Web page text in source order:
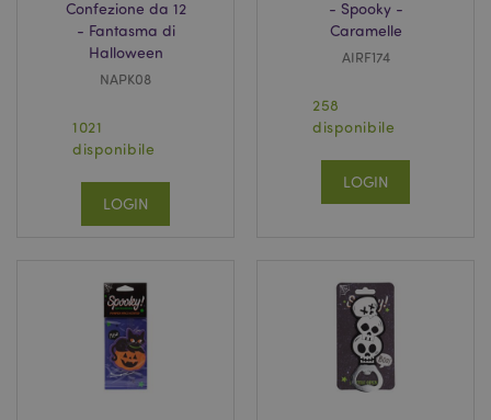
Confezione da 12
- Fantasma di
Halloween
NAPK08
1021
disponibile
LOGIN
- Spooky -
Caramelle
AIRF174
258
disponibile
LOGIN
X-Magento-Vary
Adobe Inc.
www.puckator.it